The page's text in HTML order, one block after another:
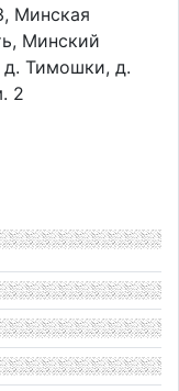
Минская
Минский
д. Тимошки, д.
2